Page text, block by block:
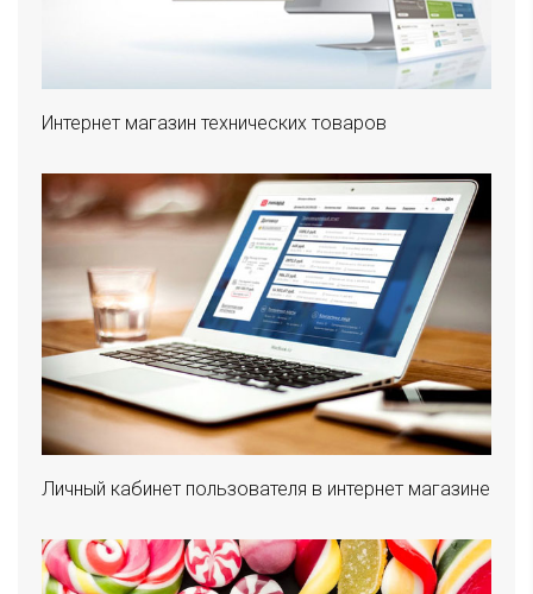
Интернет магазин технических товаров
Личный кабинет пользователя в интернет магазине